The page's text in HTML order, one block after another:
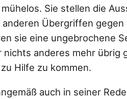
Sie stellen die
Übergriffen
sie eine ungebrochene
nichts anderes mehr übrig
Hilfe zu kommen.
auch in seiner